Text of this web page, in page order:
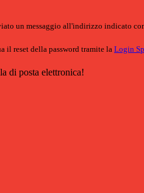
un messaggio all'indirizzo indicato
il reset della password tramite la Login
di posta elettronica!